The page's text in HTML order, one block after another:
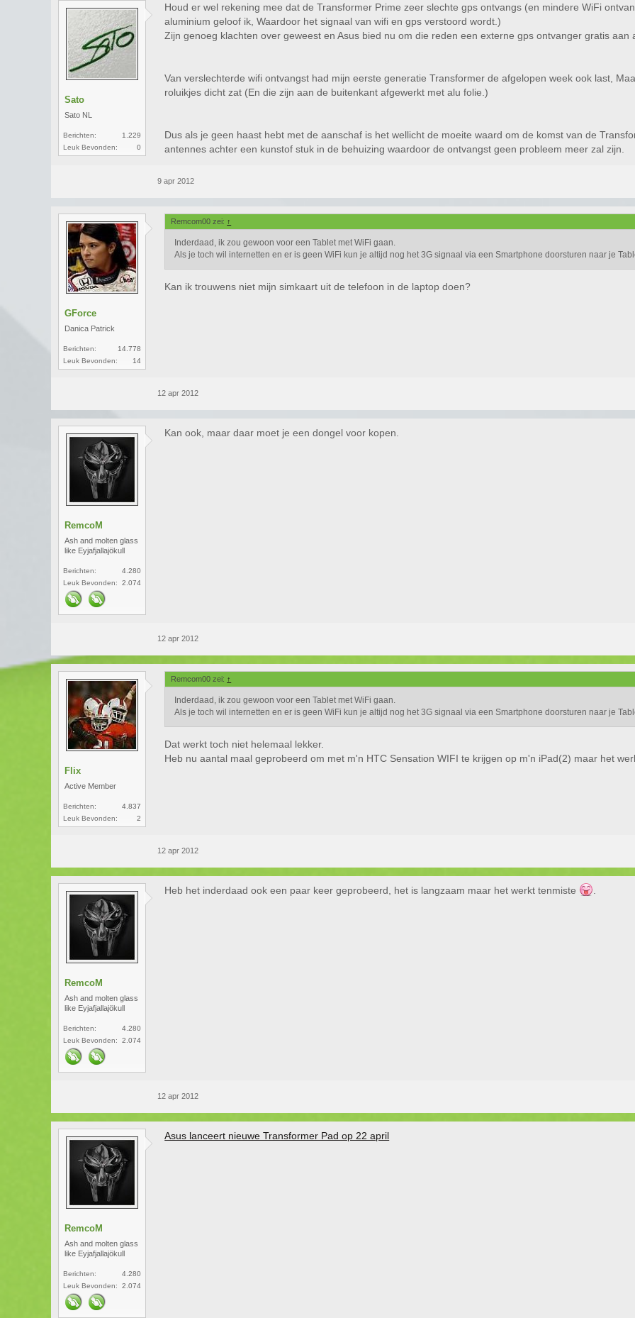
Sato
Sato NL
Berichten:
1.229
Leuk Bevonden:
0
Houd er wel rekening mee dat de Transformer Prime zeer slechte gps ontvangs (en mindere WiFi
aluminium geloof ik, Waardoor het signaal van wifi en gps verstoord wordt.)
Zijn genoeg klachten over geweest en Asus bied nu om die reden een externe gps ontvanger gratis
Van verslechterde wifi ontvangst had mijn eerste generatie Transformer de afgelopen week ook last,
roluikjes dicht zat (En die zijn aan de buitenkant afgewerkt met alu folie.)
Dus als je geen haast hebt met de aanschaf is het wellicht de moeite waard om de komst van de
antennes achter een kunstof stuk in de behuizing waardoor de ontvangst geen probleem meer zal zijn.
9 apr 2012
GForce
Danica Patrick
Berichten:
14.778
Leuk Bevonden:
14
Remcom00 zei: ↑
Inderdaad, ik zou gewoon voor een Tablet met WiFi gaan.
Als je toch wil internetten en er is geen WiFi kun je altijd nog het 3G signaal via een Smartphone doorsturen naar je
Kan ik trouwens niet mijn simkaart uit de telefoon in de laptop doen?
12 apr 2012
RemcoM
Ash and molten glass
like Eyjafjallajökull
Berichten:
4.280
Leuk Bevonden:
2.074
Kan ook, maar daar moet je een dongel voor kopen.
12 apr 2012
Flix
Active Member
Berichten:
4.837
Leuk Bevonden:
2
Remcom00 zei: ↑
Inderdaad, ik zou gewoon voor een Tablet met WiFi gaan.
Als je toch wil internetten en er is geen WiFi kun je altijd nog het 3G signaal via een Smartphone doorsturen naar je
Dat werkt toch niet helemaal lekker.
Heb nu aantal maal geprobeerd om met m'n HTC Sensation WIFI te krijgen op m'n iPad(2) maar het
12 apr 2012
RemcoM
Ash and molten glass
like Eyjafjallajökull
Berichten:
4.280
Leuk Bevonden:
2.074
Heb het inderdaad ook een paar keer geprobeerd, het is langzaam maar het werkt tenmiste
12 apr 2012
RemcoM
Ash and molten glass
like Eyjafjallajökull
Berichten:
4.280
Leuk Bevonden:
2.074
Asus lanceert nieuwe Transformer Pad op 22 april